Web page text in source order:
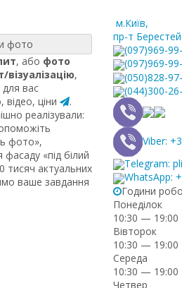
фото
, або фото
візуалізацію,
вас
ціни
.
реалізували:
фото»,
«під білий
тисяч актуальних
ваше завдання
м.Київ,
пр-т
(097)969-
(097)969-
(050)828-
(044)300-
Viber:
Telegram:
WhatsApp:
Години
Понеділок
10:30 — 19:00
Вівторок
10:30 — 19:00
Середа
10:30 — 19:00
Четвер